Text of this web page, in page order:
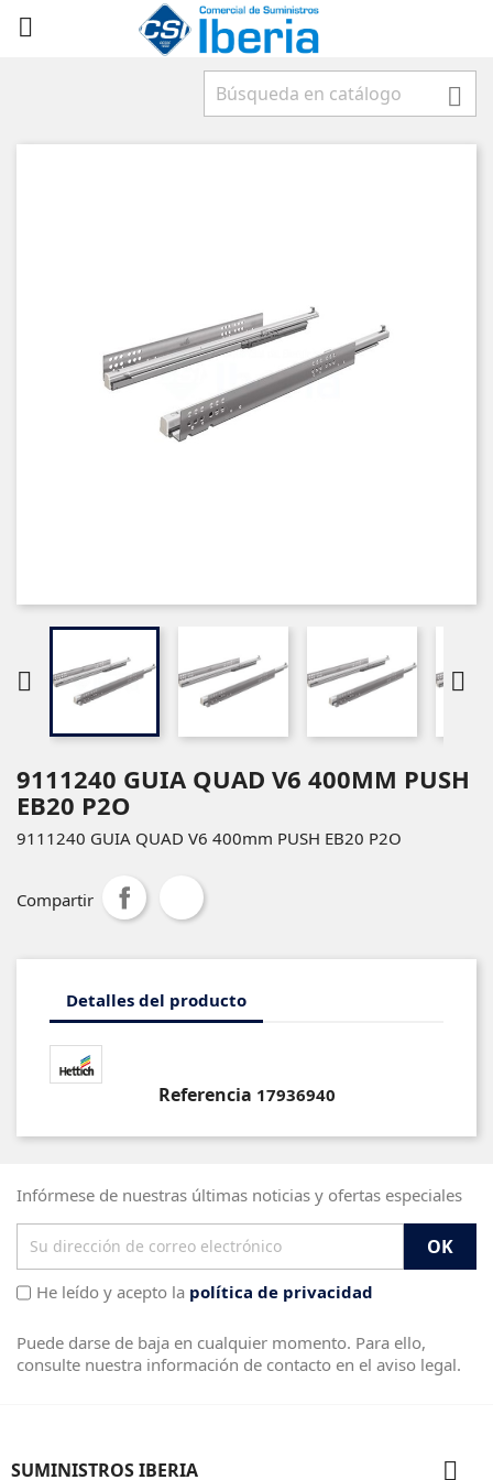


 
9111240 GUIA QUAD V6 400MM PUSH
EB20 P2O
9111240 GUIA QUAD V6 400mm PUSH EB20 P2O
Compartir
Detalles del producto
Referencia 17936940
Infórmese de nuestras últimas noticias y ofertas especiales
He leído y acepto la política de privacidad
Puede darse de baja en cualquier momento. Para ello,
consulte nuestra información de contacto en el aviso legal.
SUMINISTROS IBERIA 